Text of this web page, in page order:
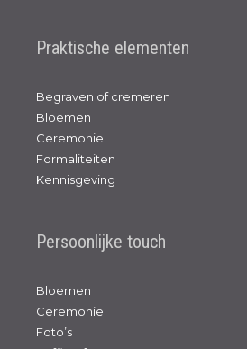
Praktische elementen
Begraven of cremeren
Bloemen
Ceremonie
Formaliteiten
Kennisgeving
Persoonlijke touch
Bloemen
Ceremonie
Foto’s